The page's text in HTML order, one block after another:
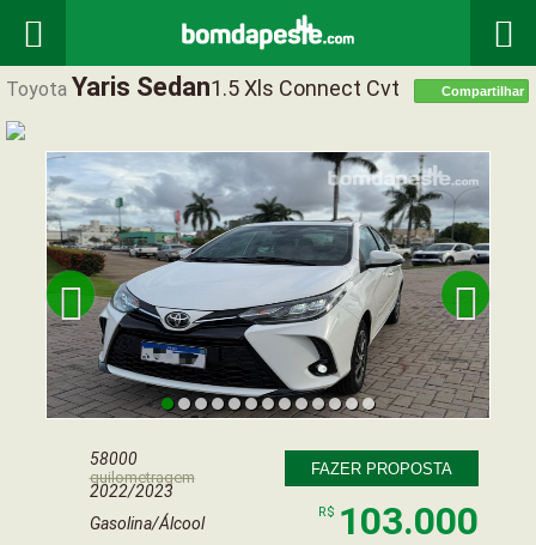
 
Toyota Yaris Sedan1.5 Xls Connect Cvt Compartilhar
 
58000
quilometragem
2022/2023
Gasolina/Álcool
FAZER PROPOSTA
R$ 103.000